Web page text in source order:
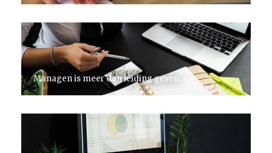
Managen is meer dan leiding geven